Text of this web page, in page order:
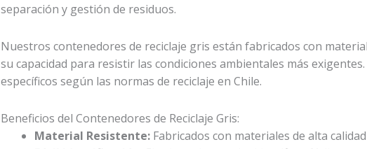
separación y gestión de residuos.
Nuestros contenedores de reciclaje gris están fabricados con
su capacidad para resistir las condiciones ambientales más
específicos según las normas de reciclaje en Chile.
Beneficios del Contenedores de Reciclaje Gris:
Material Resistente: Fabricados con materiales de alta